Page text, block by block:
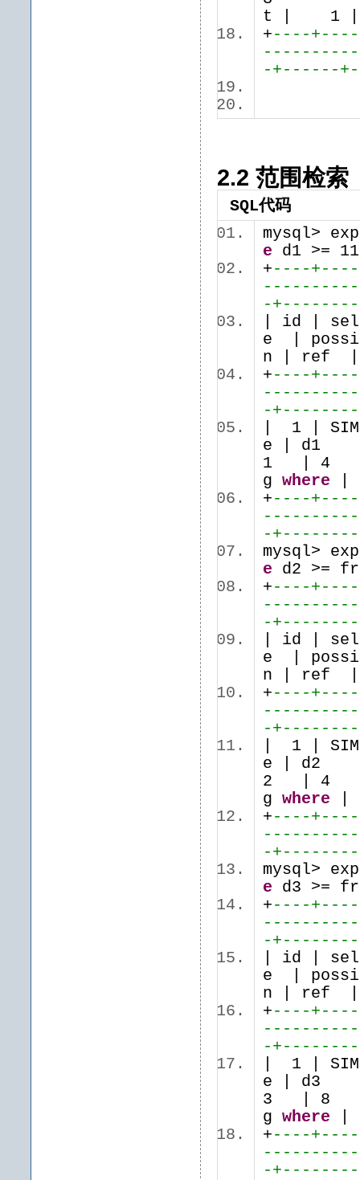
t |
+----
-+------
2.2 范围检索
SQL代码
mysql>
e d1 >=
+----
-
| id |
e |
n | ref
+----
-
| 1 |
e |
1 |
g where
+----
-
mysql>
e d2 >=
+----
-
| id |
e |
n | ref
+----
-
| 1 |
e |
2 |
g where
+----
-
mysql>
e d3 >=
+----
-
| id |
e |
n | ref
+----
-
| 1 |
e |
3 |
g where
+----
-